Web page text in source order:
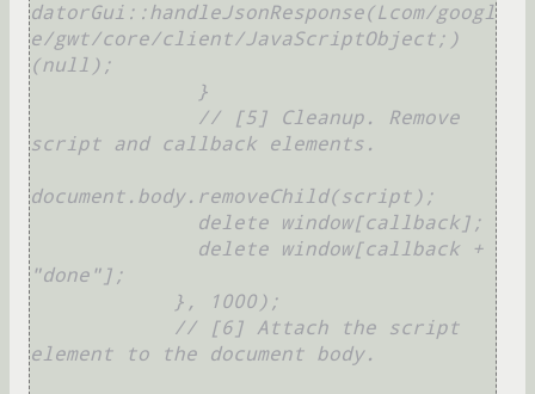
datorGui::handleJsonResponse(Lcom/googl
e/gwt/core/client/JavaScriptObject;)
(null);
script and callback elements.
document.body.removeChild(script);
"done"];
element to the document body.